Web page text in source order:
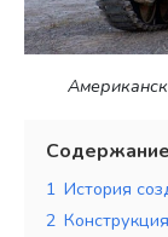
Содержание
1 История
2